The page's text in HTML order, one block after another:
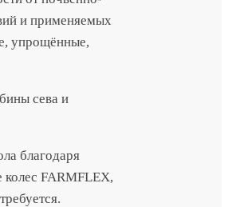
и применяемых
упрощённые,
сева и
благодаря
колес FARMFLEX,